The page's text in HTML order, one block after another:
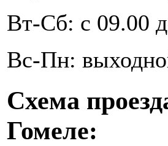
Вт-Сб: с 09.00
Вс-Пн:
Схема
Гомеле: